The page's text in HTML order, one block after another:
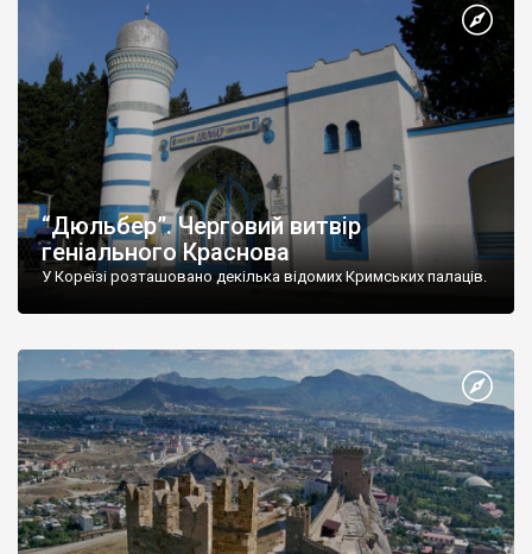
“Дюльбер”. Черговий витвір
геніального Краснова
У Кореїзі розташовано декілька відомих Кримських палаців.